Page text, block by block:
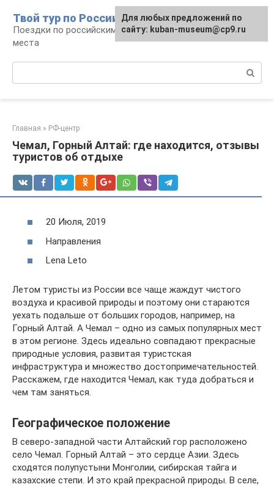
контенту
Твой тур по России
Поездки по российским городам, маршруты и
места
Главная » РФ-центр
Чемал, Горный Алтай: где находится, отзывы
туристов об отдыхе
20 Июля, 2019
Направления
Lena Leto
Летом туристы из России все чаще жаждут чистого
воздуха и красивой природы и поэтому они стараются
уехать подальше от больших городов, например, на
Горный Алтай. А Чемал – одно из самых популярных мест
в этом регионе. Здесь идеально совпадают прекрасные
природные условия, развитая туристская
инфраструктура и множество достопримечательностей.
Расскажем, где находится Чемал, как туда добраться и
чем там заняться.
Географическое положение
В северо-западной части Алтайский гор расположено
село Чемал. Горный Алтай – это сердце Азии. Здесь
сходятся полупустыни Монголии, сибирская тайга и
казахские степи. И это край прекрасной природы. В селе,
Для любых предложений по
сайту: kuban-museum@cp9.ru